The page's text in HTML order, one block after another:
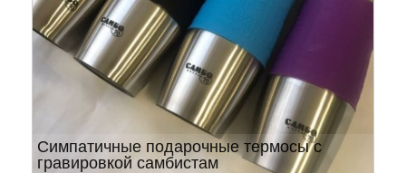
Симпатичные подарочные термосы с
гравировкой самбистам